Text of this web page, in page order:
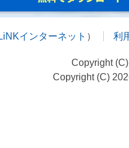
インターネット ） 利
Copyright
Copyright (C)